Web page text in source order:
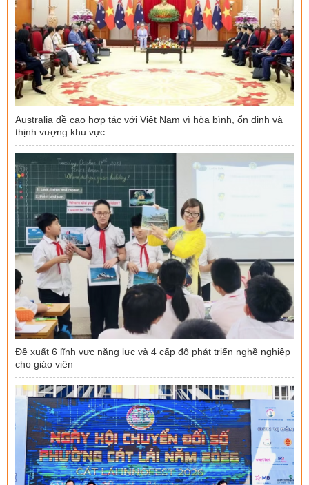
Australia đề cao hợp tác với Việt Nam vì hòa bình, ổn định và
thịnh vượng khu vực
Đề xuất 6 lĩnh vực năng lực và 4 cấp độ phát triển nghề nghiệp
cho giáo viên